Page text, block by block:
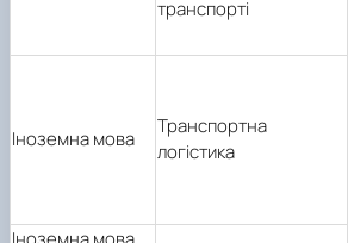
транспорті
Іноземна мова
Транспортна
логістика